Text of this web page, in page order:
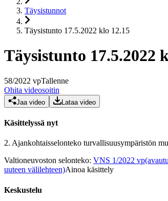
Täysistunnot
Täysistunto 17.5.2022 klo 12.15
Täysistunto 17.5.2022
58/2022 vpTallenne
Ohita videosoitin
Jaa video Lataa video
Käsittelyssä nyt
2. Ajankohtaisselonteko turvallisuusympäristön
Valtioneuvoston selonteko: VNS 1/2022 vp
uuteen välilehteen)Ainoa käsittely
Keskustelu